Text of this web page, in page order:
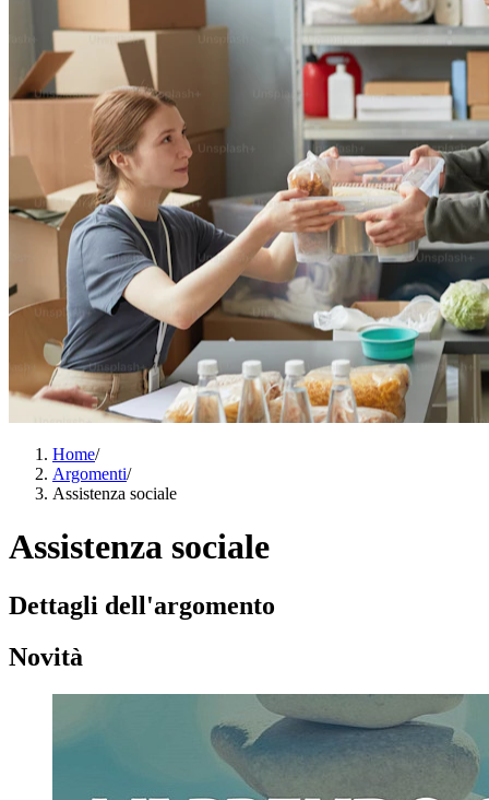
Home/
Argomenti/
Assistenza sociale
Assistenza sociale
Dettagli dell'argomento
Novità